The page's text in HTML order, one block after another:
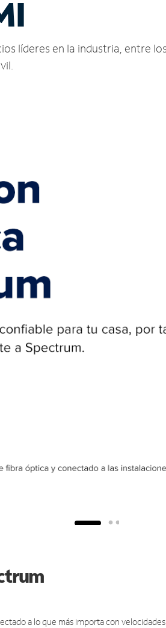
líderes en la industria, entre
a lo que más importa con